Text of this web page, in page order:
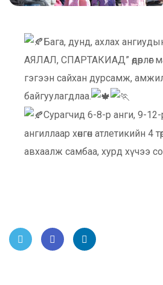
Бага, дунд, ахлах
АЯЛАЛ, СПАРТАКИАД” өдөрлөг маань
гэгээн сайхан дурсамж,
байгуулагдлаа.
Сурагчид 6-8-р анги, 9-12-
ангиллаар хөнгөн атлетикийн 4
авхаалж самбаа, хурд хүчээ